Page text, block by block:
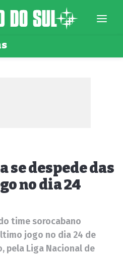
se despede das
no dia 24
time sorocabano
jogo no dia 24 de
pela Liga Nacional de